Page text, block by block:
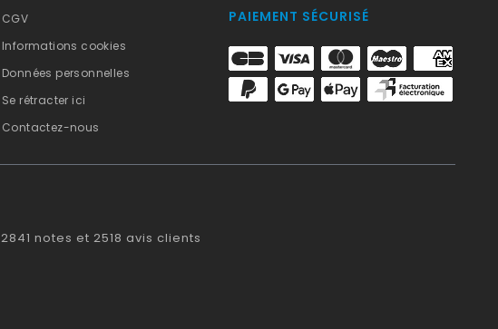
CGV
Informations cookies
Données personnelles
Se rétracter ici
Contactez-nous
PAIEMENT SÉCURISÉ
2841 notes et 2518 avis clients